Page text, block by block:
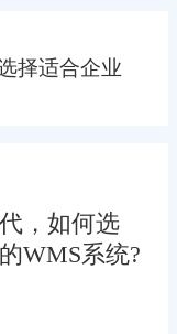
择适合企业
，如何选
WMS系统?